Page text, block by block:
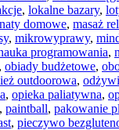
, lokalne bazary,
domowe, masaż
, mikrowyprawy,
programowania,
, obiady budżetowe,
outdoorowa,
, opieka paliatywna,
, paintball, pakowanie
, pieczywo